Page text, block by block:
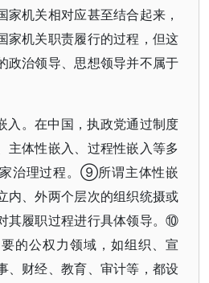
家机关相对应甚至结合起来，
家机关职责履行的过程，但这
政治领导、思想领导并不属于
入。在中国，执政党通过制度
主体性嵌入、过程性嵌入等多
治理过程。⑨所谓主体性嵌
内、外两个层次的组织统摄或
其履职过程进行具体领导。⑩
的公权力领域，如组织、宣
、财经、教育、审计等，都设